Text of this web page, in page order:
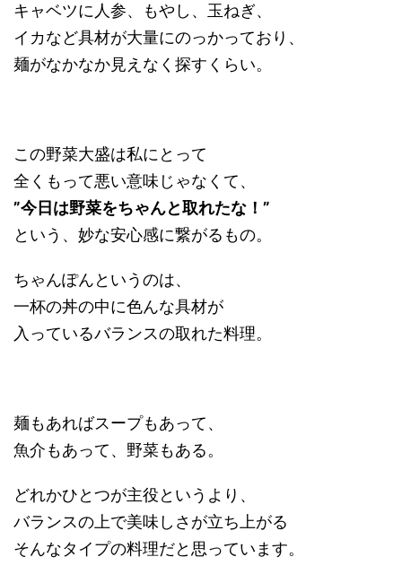
キャベツに人参、もやし、玉ねぎ、
イカなど具材が大量にのっかっており、
麺がなかなか見えなく探すくらい。
この野菜大盛は私にとって
全くもって悪い意味じゃなくて、
”今日は野菜をちゃんと取れたな！”
という、妙な安心感に繋がるもの。
ちゃんぽんというのは、
一杯の丼の中に色んな具材が
入っているバランスの取れた料理。
麺もあればスープもあって、
魚介もあって、野菜もある。
どれかひとつが主役というより、
バランスの上で美味しさが立ち上がる
そんなタイプの料理だと思っています。